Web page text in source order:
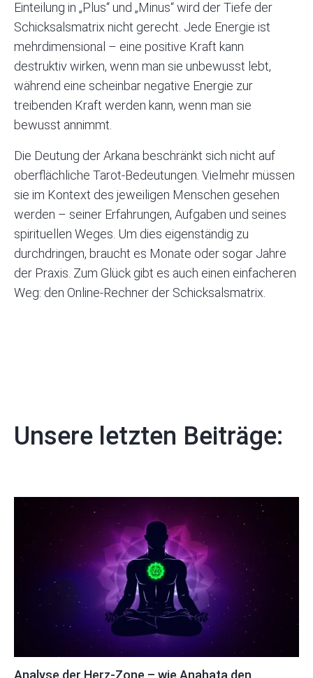
Einteilung in „Plus“ und „Minus“ wird der Tiefe der
Schicksalsmatrix nicht gerecht. Jede Energie ist
mehrdimensional – eine positive Kraft kann
destruktiv wirken, wenn man sie unbewusst lebt,
während eine scheinbar negative Energie zur
treibenden Kraft werden kann, wenn man sie
bewusst annimmt.
Die Deutung der Arkana beschränkt sich nicht auf
oberflächliche Tarot-Bedeutungen. Vielmehr müssen
sie im Kontext des jeweiligen Menschen gesehen
werden – seiner Erfahrungen, Aufgaben und seines
spirituellen Weges. Um dies eigenständig zu
durchdringen, braucht es Monate oder sogar Jahre
der Praxis. Zum Glück gibt es auch einen einfacheren
Weg: den Online-Rechner der Schicksalsmatrix.
Unsere letzten Beiträge:
Analyse der Herz-Zone – wie Anahata den